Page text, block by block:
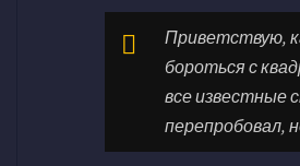
Приветствую,
бороться с
все известные
перепробовал,